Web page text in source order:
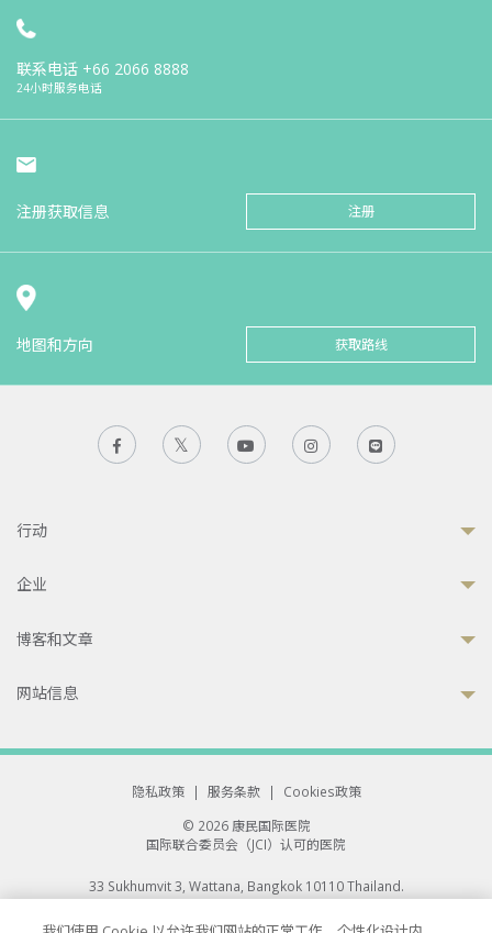
联系电话 +66 2066 8888
24小时服务电话
注册获取信息 注册
地图和方向 获取路线
行动
企业
博客和文章
网站信息
隐私政策 | 服务条款 |
Cookies政策
© 2026 康民国际医院
国际联合委员会（JCI）认可的医院
33 Sukhumvit 3, Wattana, Bangkok 10110 Thailand.
All rights reserved.